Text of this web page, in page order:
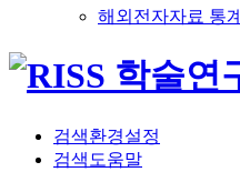
해외전자자료 통계
검색환경설정
검색도움말